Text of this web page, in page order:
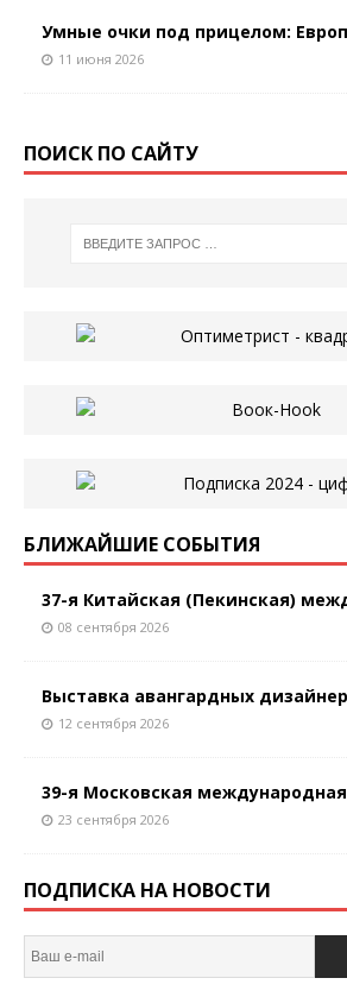
Умные очки под прицелом:
11 июня 2026
ПОИСК ПО САЙТУ
БЛИЖАЙШИЕ СОБЫТИЯ
37-я Китайская (Пекинская)
08 сентября 2026
Выставка авангардных
12 сентября 2026
39-я Московская
23 сентября 2026
ПОДПИСКА НА НОВОСТИ